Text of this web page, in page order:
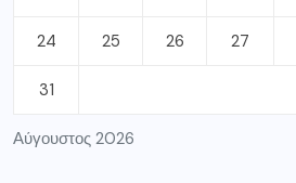
Αύγουστος 2026
24 25 26 27
31